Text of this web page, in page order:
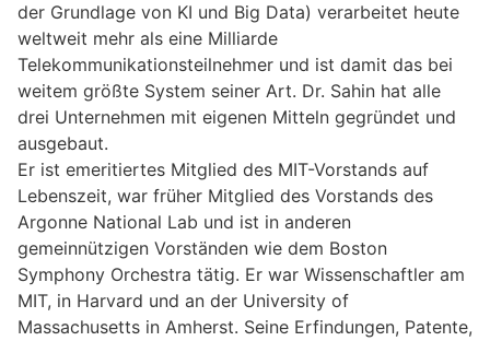
der Grundlage von KI und Big Data) verarbeitet heute
weltweit mehr als eine Milliarde
Telekommunikationsteilnehmer und ist damit das bei
weitem größte System seiner Art. Dr. Sahin hat alle
drei Unternehmen mit eigenen Mitteln gegründet und
ausgebaut.
Er ist emeritiertes Mitglied des MIT-Vorstands auf
Lebenszeit, war früher Mitglied des Vorstands des
Argonne National Lab und ist in anderen
gemeinnützigen Vorständen wie dem Boston
Symphony Orchestra tätig. Er war Wissenschaftler am
MIT, in Harvard und an der University of
Massachusetts in Amherst. Seine Erfindungen, Patente,